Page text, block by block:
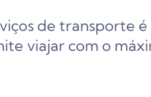
de transporte
viajar com o